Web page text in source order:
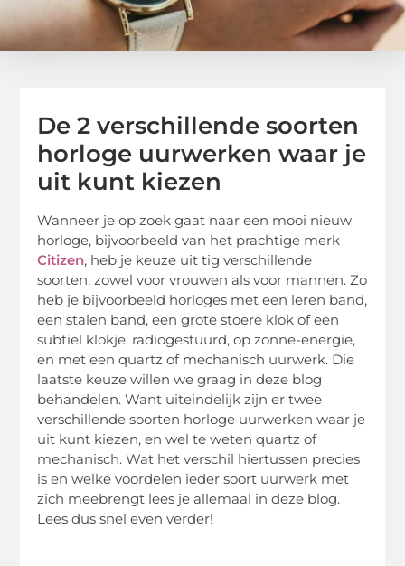
De 2 verschillende soorten
horloge uurwerken waar je
uit kunt kiezen
Wanneer je op zoek gaat naar een mooi nieuw
horloge, bijvoorbeeld van het prachtige merk
Citizen, heb je keuze uit tig verschillende
soorten, zowel voor vrouwen als voor mannen. Zo
heb je bijvoorbeeld horloges met een leren band,
een stalen band, een grote stoere klok of een
subtiel klokje, radiogestuurd, op zonne-energie,
en met een quartz of mechanisch uurwerk. Die
laatste keuze willen we graag in deze blog
behandelen. Want uiteindelijk zijn er twee
verschillende soorten horloge uurwerken waar je
uit kunt kiezen, en wel te weten quartz of
mechanisch. Wat het verschil hiertussen precies
is en welke voordelen ieder soort uurwerk met
zich meebrengt lees je allemaal in deze blog.
Lees dus snel even verder!